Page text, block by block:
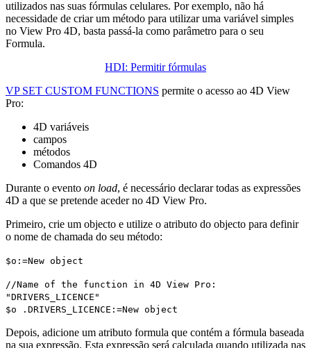
utilizados nas suas fórmulas celulares. Por exemplo, não há
necessidade de criar um método para utilizar uma variável simples
no View Pro 4D, basta passá-la como parâmetro para o seu
Formula.
HDI: Permitir fórmulas
VP SET CUSTOM FUNCTIONS permite o acesso ao 4D View
Pro:
4D variáveis
campos
métodos
Comandos 4D
Durante o evento on load, é necessário declarar todas as expressões
4D a que se pretende aceder no 4D View Pro.
Primeiro, crie um objecto e utilize o atributo do objecto para definir
o nome de chamada do seu método:
$o :=New object
//Name of the function in 4D View Pro:
"DRIVERS_LICENCE "
$o . DRIVERS_LICENCE :=New object
Depois, adicione um atributo formula que contém a fórmula baseada
na sua expressão. Esta expressão será calculada quando utilizada nas